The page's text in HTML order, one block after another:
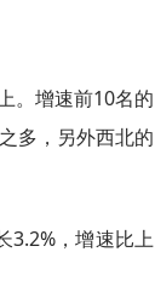
。增速前10名的
多，另外西北的
3.2%，增速比上